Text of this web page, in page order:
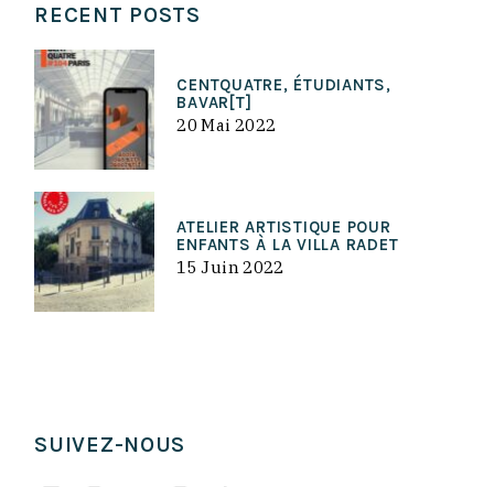
RECENT POSTS
CENTQUATRE, ÉTUDIANTS,
BAVAR[T]
20 Mai 2022
ATELIER ARTISTIQUE POUR
ENFANTS À LA VILLA RADET
15 Juin 2022
SUIVEZ-NOUS